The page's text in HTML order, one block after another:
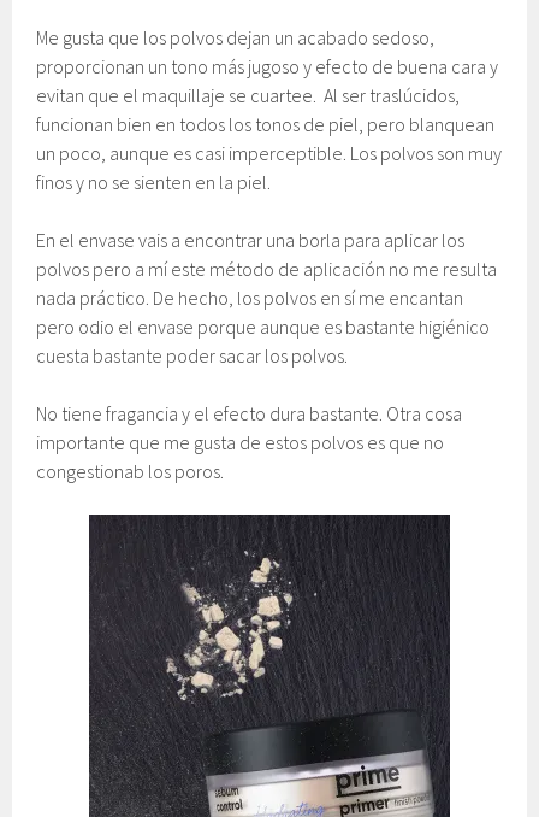
Me gusta que los polvos dejan un acabado sedoso,
proporcionan un tono más jugoso y efecto de buena cara y
evitan que el maquillaje se cuartee. Al ser traslúcidos,
funcionan bien en todos los tonos de piel, pero blanquean
un poco, aunque es casi imperceptible. Los polvos son muy
finos y no se sienten en la piel.
En el envase vais a encontrar una borla para aplicar los
polvos pero a mí este método de aplicación no me resulta
nada práctico. De hecho, los polvos en sí me encantan
pero odio el envase porque aunque es bastante higiénico
cuesta bastante poder sacar los polvos.
No tiene fragancia y el efecto dura bastante. Otra cosa
importante que me gusta de estos polvos es que no
congestionab los poros.